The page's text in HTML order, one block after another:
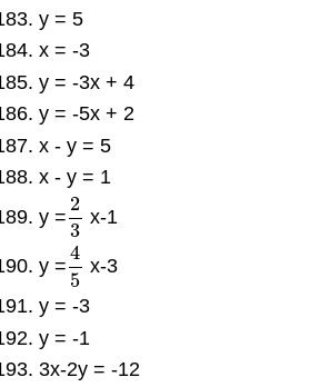
y = 5
x = -3
y = -3x + 4
y = -5x + 2
x - y = 5
x - y = 1
y =
2
3
23 x-1
y =
4
5
45 x-3
y = -3
y = -1
3x-2y = -12